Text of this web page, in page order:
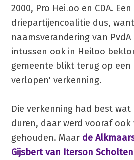
2000, Pro Heiloo en CDA. Een
driepartijencoalitie dus,
naamsverandering van PvdA
intussen ook in Heiloo
gemeente blikt terug op een
verlopen' verkenning.
Die verkenning had best
duren, daar werd vooraf ook
gehouden. Maar de
Gijsbert van Iterson Scholten